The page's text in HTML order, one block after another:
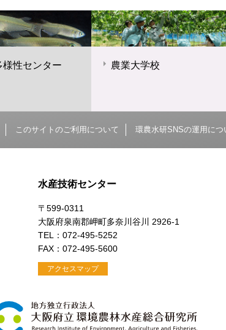
様性センター 農業大学校
このサイトのご利用について 環農水研SNSの運用につ
水産技術センター
〒599-0311
大阪府泉南郡岬町多奈川谷川 2926-1
TEL：072-495-5252
FAX：072-495-5600
アクセスマップ